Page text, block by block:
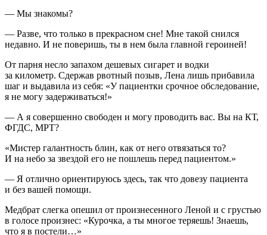
— Мы знакомы?
— Разве, что только в прекрасном сне! Мне такой снился
недавно. И не поверишь, ты в нем была главной героиней!
От парня несло запахом дешевых сигарет и водки
за километр. Сдержав рвотный позыв, Лена лишь прибавила
шаг и выдавила из себя: «У пациентки срочное обследование,
я не могу задерживаться!»
— А я совершенно свободен и могу проводить вас. Вы на КТ,
ФГДС, МРТ?
«Мистер галантность блин, как от него отвязаться то?
И на небо за звездой его не пошлешь перед пациентом.»
— Я отлично ориентируюсь здесь, так что довезу пациента
и без вашей помощи.
Медбрат слегка опешил от произнесенного Леной и с грустью
в голосе произнес: «Курочка, а ты многое теряешь! Знаешь,
что я в постели…»